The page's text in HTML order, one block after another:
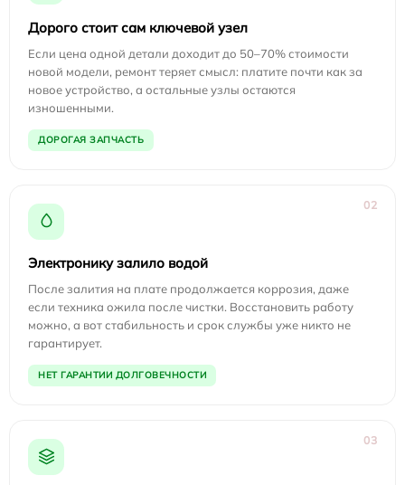
Дорого стоит сам ключевой узел
Если цена одной детали доходит до 50–70% стоимости
новой модели, ремонт теряет смысл: платите почти как за
новое устройство, а остальные узлы остаются
изношенными.
ДОРОГАЯ ЗАПЧАСТЬ
02
Электронику залило водой
После залития на плате продолжается коррозия, даже
если техника ожила после чистки. Восстановить работу
можно, а вот стабильность и срок службы уже никто не
гарантирует.
НЕТ ГАРАНТИИ ДОЛГОВЕЧНОСТИ
03